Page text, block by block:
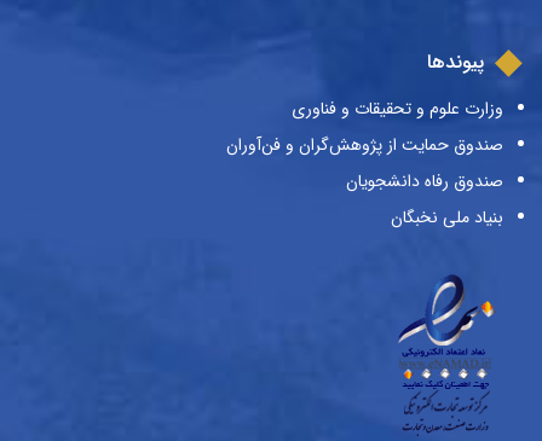
پیوندها
وزارت علوم و تحقیقات و فناوری
صندوق حمایت از پژوهش‌گران و فن‌آوران
صندوق رفاه دانشجویان
بنیاد ملی نخبگان